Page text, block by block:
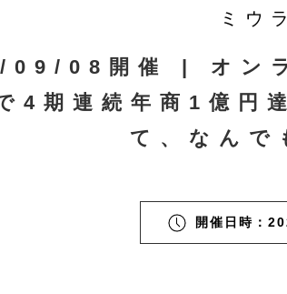
ミウ
09/08開催 | オン
4期連続年商1億円
て、なんで
開催日時：